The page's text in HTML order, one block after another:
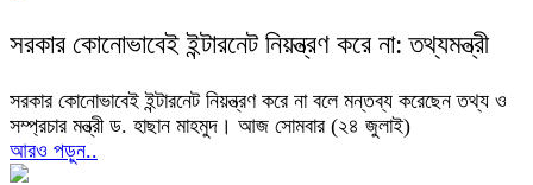
সরকার কোনোভাবেই ইন্টারনেট নিয়ন্ত্রণ করে না: তথ্যমন্ত্রী
সরকার কোনোভাবেই ইন্টারনেট নিয়ন্ত্রণ করে না বলে মন্তব্য করেছেন তথ্য ও
সম্প্রচার মন্ত্রী ড. হাছান মাহমুদ। আজ সোমবার (২৪ জুলাই)
আরও পড়ুন..